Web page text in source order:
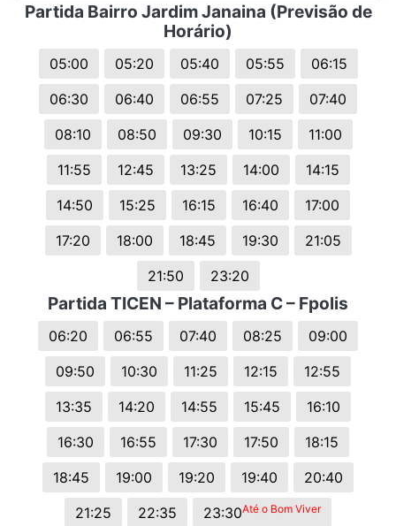
Partida Bairro Jardim Janaina (Previsão de
Horário)
05:00 05:20 05:40 05:55
06:15
06:30
06:40 06:55 07:25
07:40
08:10
08:50 09:30 10:15
11:00
11:55
12:45 13:25 14:00
14:15
14:50
15:25 16:15 16:40
17:00
17:20
18:00 18:45 19:30
21:05
21:50
23:20
Partida TICEN – Plataforma C – Fpolis
06:20 06:55 07:40 08:25
09:00
09:50
10:30 11:25 12:15
12:55
13:35
14:20 14:55 15:45
16:10
16:30
16:55 17:30 17:50
18:15
18:45
19:00 19:20 19:40
20:40
21:25
22:35 23:30Até o Bom Viver